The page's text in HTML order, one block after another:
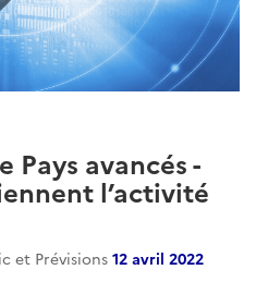
Pays avancés -
l’activité
et Prévisions 12 avril 2022